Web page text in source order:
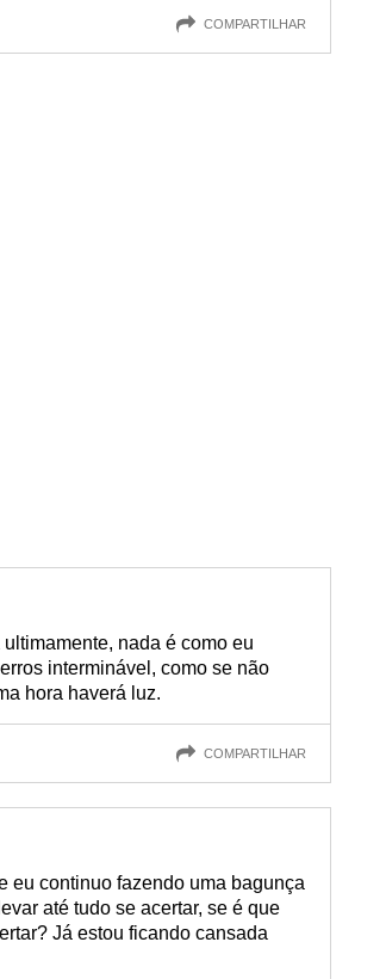
COMPARTILHAR
nada é como eu
interminável, como se não
hora haverá luz.
COMPARTILHAR
eu continuo fazendo uma bagunça
até tudo se acertar, se é que
Já estou ficando cansada